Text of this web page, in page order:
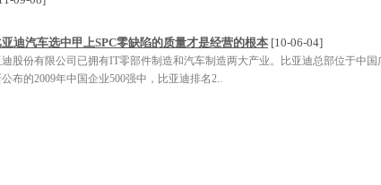
迪汽车选中甲上SPC零缺陷的质量才是经营的根本 [10-06-04]
股份有限公司已拥有IT零部件制造和汽车制造两大产业。比亚迪总部位于中国
布的2009年中国企业500强中，比亚迪排名2..